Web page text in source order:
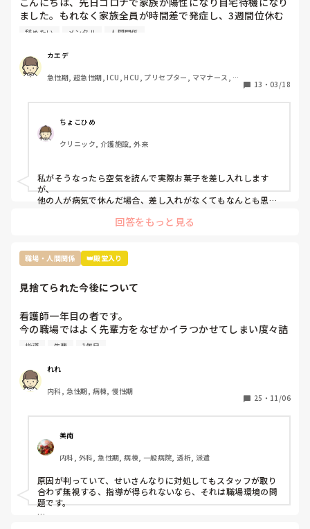
ました。もれなく家族全員が時間差で発症し、3週間位休む
ことになりました。
菓子を4袋くらい買って行ったんですが…
裏であんなに迷惑かけたのにファミリーパックって馬鹿にさ
れてるよねとお局がクラークさんに言ってたんですよね。
前の職場は長期休暇とか帰省したときはご当地のお土産みた
いな感じ、やむを得ない理由での突発的な休みではファミリ
ーパックとかみんなで食べれるお菓子を買ってくるみたいな
暗黙のルールがありました。
転職して初めての何日も休む休みだし、他の方もコストコの
にしましたが…
ぶっちゃけ遊んでたわけではなくむしろコロナで苦しんでた
のにお菓子ごときでって話なんですけど、菓子折り買いに行
皆さんはそんな休んだらお菓子みたいなルールあります
辞めたい メンタル 人間関係
カエデ
急性期, 超急性期, ICU, HCU, プリセプター, ママナース, リ
13 ・ 03/18
ちょこひめ
クリニック, 介護施設, 外来
私がそうなったら空気を読んで実際お菓子を差し入れします
が、
他の人が病気で休んだ場合、差し入れがなくてもなんとも思わ
コロナ感染の類や急病の場合は特に、そんな余裕もないでしょ
ね。
当たり前なんだから、文句言う人の気持ちが全くわかりませ
多分その人はいいお菓子を貰っても、休んだ事に対して文句を
言うタイプじゃないかなと思います。
『ただの文句言いたいウーマン』だと認識してしまいます。
そういう人は苦手なので、私だったら本人に
回答をもっと見る
職場・人間関係 👑殿堂入り
見捨てられた今後について
看護師一年目の者です。
今の職場ではよく先輩方をなぜかイラつかせてしまい度々詰
所で私のことについて色々と言ってることを耳にします。
が不快に感じると言われてます。
推測ですが私は人見知りで話すのが苦手なため毎日ペコペコ
しながら愛想笑いをして先輩方の機嫌を伺いなんとか仕事を
しかし元々メンタルも強くなかったことからこの状況がスト
レスとなり体調を崩し、睡眠不足と少し鬱状態な感じで仕事
をしていました。そのせいもあってか先輩に言われたことを
やってなかったりケアレスミスが目立つようになり、もとも
とよく思われてなかったため、この行いからついに見捨てら
れました。
見捨てられたと確信したのは明らかにもう何も指導していた
だけなくなり、詰所で〜さんにはもう無視した。もう教えな
指導 先輩 1年目
れれ
内科, 急性期, 病棟, 慢性期
25 ・ 11/06
美南
内科, 外科, 急性期, 病棟, 一般病院, 透析, 派遣
原因が判っていて、せいさんなりに対処してもスタッフが取り
合わず無視する、指導が得られないなら、それは職場環境の問
題です。